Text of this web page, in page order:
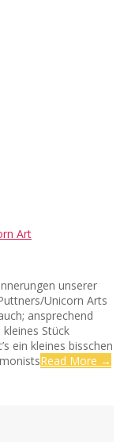
unserer
Unicorn Arts
ansprechend
Stück
ein kleines bisschen
Read More →